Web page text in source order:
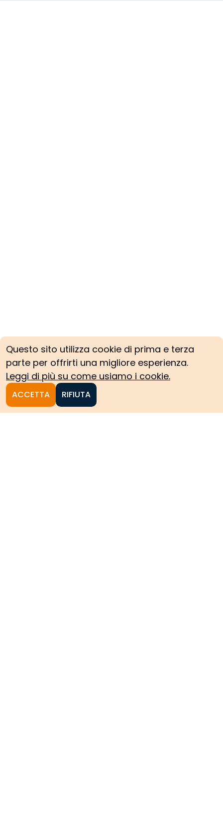
Questo sito utilizza cookie di prima e terza
parte per offrirti una migliore esperienza.
Leggi di più su come usiamo i cookie.
ACCETTA RIFIUTA